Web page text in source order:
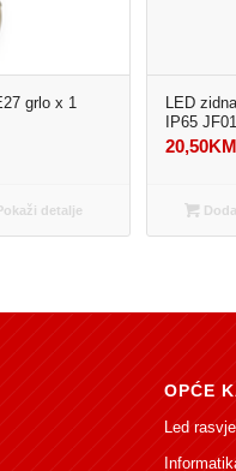
grlo x 1
Pokaži detalje
LED
IP65
20,50KM
OPĆE
Led